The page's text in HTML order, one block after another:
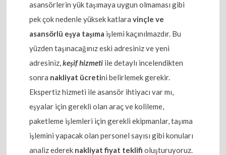
asansörlerin yük taşımaya uygun olmaması gibi
pek çok nedenle yüksek katlaravinçle ve
asansörlü eşya taşıma işlemi kaçınılmazdır. Bu
yüzden taşınacağınız eski adresiniz ve yeni
adresiniz,keşif hizmeti ile detaylı incelendikten
sonra nakliyat ücretini belirlemek gerekir.
Ekspertiz hizmeti ile asansör ihtiyacı var mı,
eşyalar için gerekli olan araç ve kolileme,
paketleme işlemleri için gerekli ekipmanlar, taşıma
işlemini yapacak olan personel sayısı gibi konuları
analiz ederek nakliyat fiyat teklifi oluşturuyoruz.